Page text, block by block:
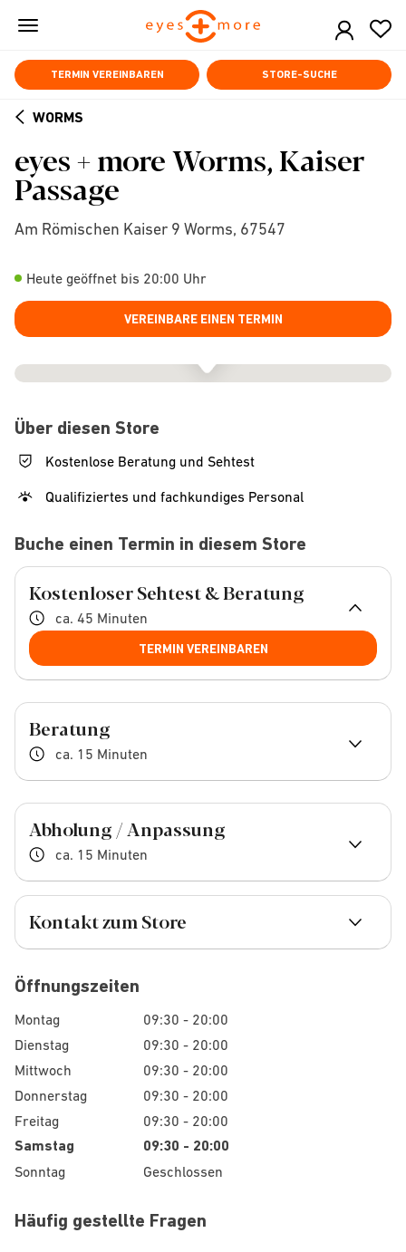
Skip
content
TERMIN VEREINBAREN STORE-SUCHE
WORMS
eyes + more Worms, Kaiser
Passage
Am Römischen Kaiser 9 Worms, 67547
Heute geöffnet bis 20:00 Uhr
VEREINBARE EINEN TERMIN
Über diesen Store
Kostenlose Beratung und Sehtest
Qualifiziertes und fachkundiges Personal
Buche einen Termin in diesem Store
Kostenloser Sehtest & Beratung
ca. 45 Minuten
TERMIN VEREINBAREN
Beratung
ca. 15 Minuten
Abholung / Anpassung
ca. 15 Minuten
Kontakt zum Store
Öffnungszeiten
Montag
09:30 - 20:00
Dienstag
09:30 - 20:00
Mittwoch
09:30 - 20:00
Donnerstag
09:30 - 20:00
Freitag
09:30 - 20:00
Samstag 09:30 - 20:00
Sonntag Geschlossen
Häufig gestellte Fragen